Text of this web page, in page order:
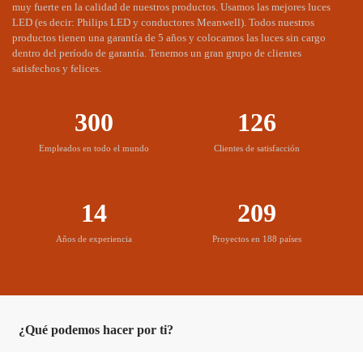
Suficiente capacidad de suministro mensual
MIC LED tiene el equipo de producción más avanzado, para
muy fuerte en la calidad de nuestros productos. Usamos las mejores luces
LED (es decir: Philips LED y conductores Meanwell). Todos nuestros
productos tienen una garantía de 5 años y colocamos las luces sin cargo
dentro del período de garantía. Tenemos un gran grupo de clientes
satisfechos y felices.
300
Empleados en todo el mundo
126
Clientes de satisfacción
14
Años de experiencia
209
Proyectos en 188 países
¿Qué podemos hacer por ti?